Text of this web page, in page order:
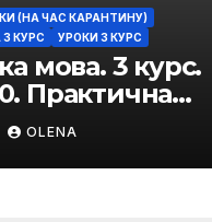
(НА ЧАС КАРАНТИНУ)
КУРС
УРОКИ 3 КУРС
мова. 3 курс.
Практична
Оцінювальні
OLENA